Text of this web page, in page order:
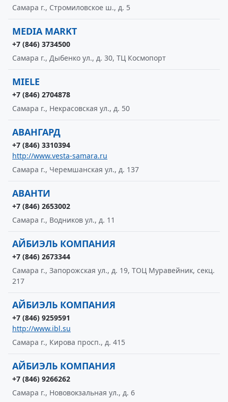
Самара г., Стромиловское ш., д. 5
MEDIA MARKT
+7 (846) 3734500
Самара г., Дыбенко ул., д. 30, ТЦ Космопорт
MIELE
+7 (846) 2704878
Самара г., Некрасовская ул., д. 50
АВАНГАРД
+7 (846) 3310394
http://www.vesta-samara.ru
Самара г., Черемшанская ул., д. 137
АВАНТИ
+7 (846) 2653002
Самара г., Водников ул., д. 11
АЙБИЭЛЬ КОМПАНИЯ
+7 (846) 2673344
Самара г., Запорожская ул., д. 19, ТОЦ Муравейник, секц.
217
АЙБИЭЛЬ КОМПАНИЯ
+7 (846) 9259591
http://www.ibl.su
Самара г., Кирова просп., д. 415
АЙБИЭЛЬ КОМПАНИЯ
+7 (846) 9266262
Самара г., Нововокзальная ул., д. 6